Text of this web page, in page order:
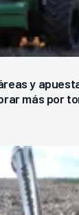
y
más por